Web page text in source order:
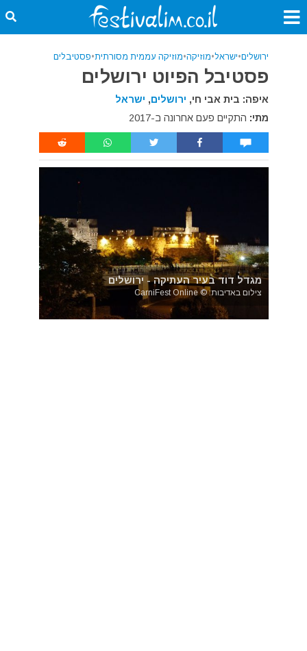
ירושלים•ישראל•מוזיקה•מוזיקה עממית מסורתית•פסטיבלים
פסטיבל הפיוט ירושלים
איפה: בית אבי חי, ירושלים, ישראל
מתי: התקיים פעם אחרונה ב-2017
מגדל דוד בעיר העתיקה - ירושלים
צילום באדיבות: © CarniFest Online